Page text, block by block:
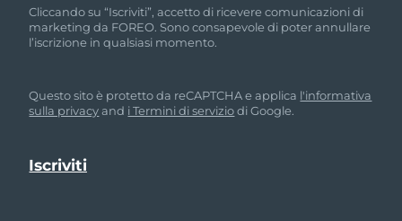
Cliccando su “Iscriviti”, accetto di ricevere comunicazioni di
marketing da FOREO. Sono consapevole di poter annullare
l’iscrizione in qualsiasi momento.
Questo sito è protetto da reCAPTCHA e applica l'informativa
sulla privacyand i Termini di serviziodi Google.